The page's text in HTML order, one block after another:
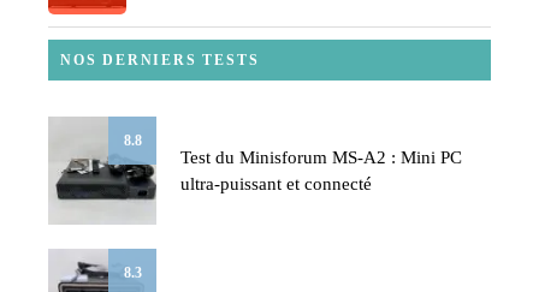
NOS DERNIERS TESTS
8.8
Test du Minisforum MS-A2 : Mini PC
ultra-puissant et connecté
8.3